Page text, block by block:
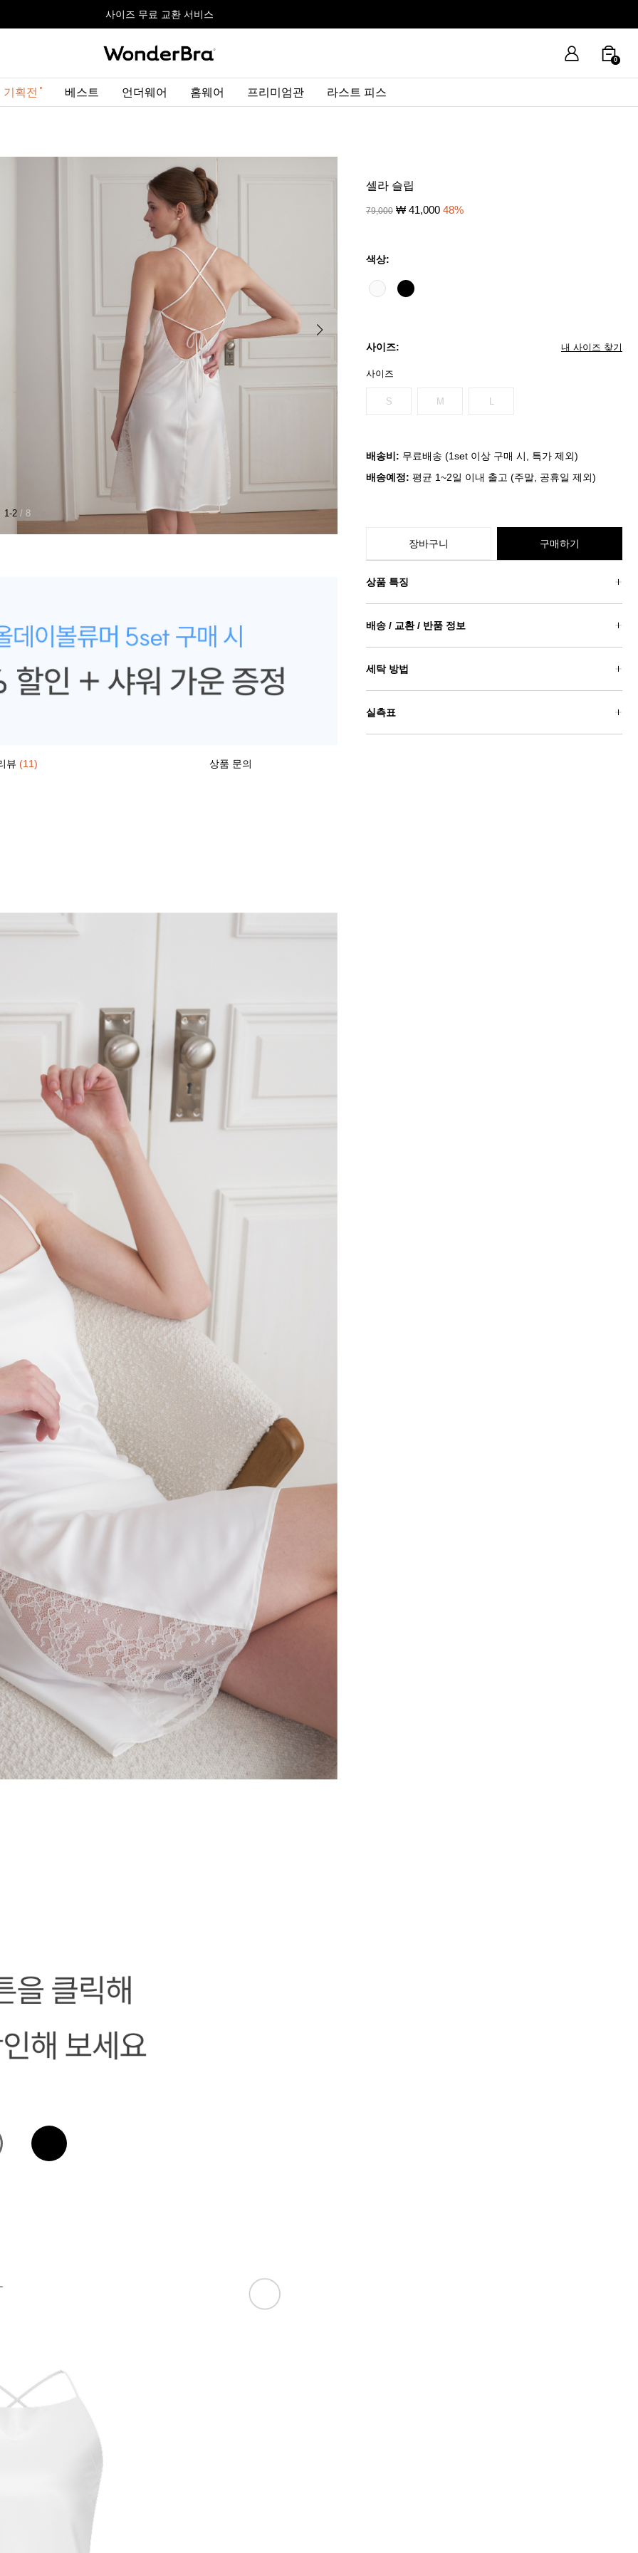
사이즈 무료 교환 서비스
올데이볼류머 기획전최대 10% 할인 쿠폰 + 사은품 증정
사이즈 무료 교환 서비스
올데이볼류머 기획전
0
획전 베스트 언더웨어 홈웨어 프리미엄관 라스트 피스
1-2/ 8
뷰 (11) 상품 문의
셀라 슬립
79,000 ₩ 41,000 48%
색상:
사이즈: 내 사이즈 찾기
사이즈
S M L
배송비: 무료배송 (1set 이상 구매 시, 특가 제외)
배송예정: 평균 1~2일 이내 출고 (주말, 공휴일 제외)
장바구니 구매하기
상품 특징
배송 / 교환 / 반품 정보
세탁 방법
실측표